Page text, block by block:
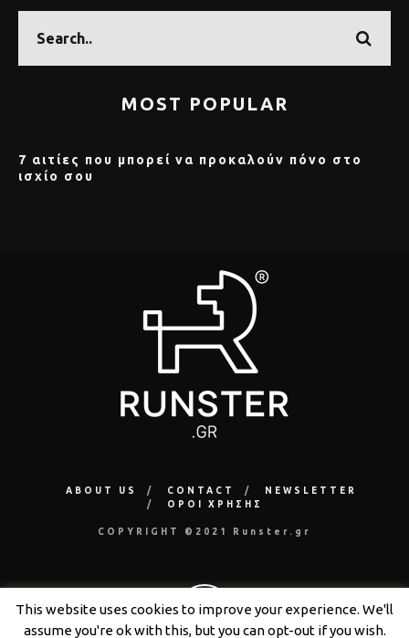
MOST POPULAR
7 αιτίες που μπορεί να προκαλούν πόνο στο
ισχίο σου
ABOUT US CONTACT
NEWSLETTER
ΟΡΟΙ ΧΡΗΣΗΣ
COPYRIGHT ©2021 Runster.gr
This website uses cookies to improve your experience. We'll
assume you're ok with this, but you can opt-out if you wish.